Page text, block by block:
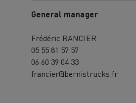
General manager
Frédéric RANCIER
05 55 81 57 57
06 60 39 04 33
francier@bernistrucks.fr